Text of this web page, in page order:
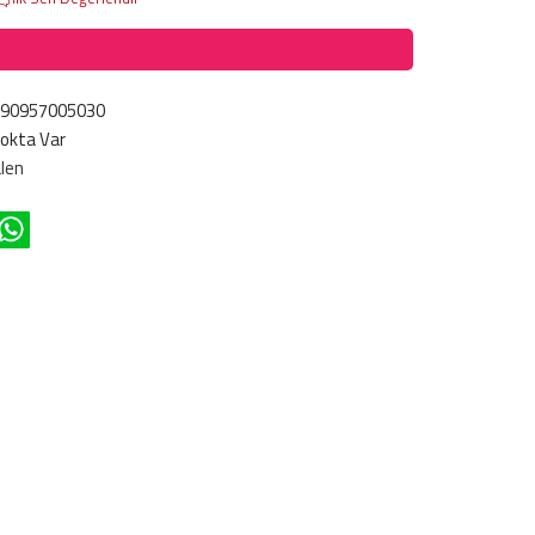
Var